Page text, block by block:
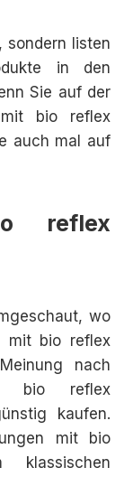
sondern listen
in den
Sie auf der
bio reflex
auch mal auf
reflex
wo
mit bio reflex
nach
bio reflex
kaufen.
mit bio